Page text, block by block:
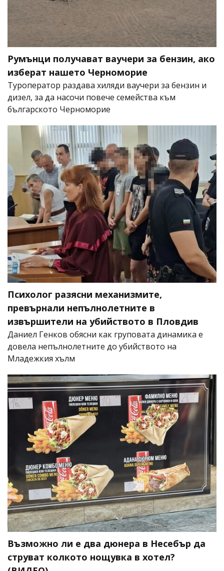
Румънци получават ваучери за бензин, ако
изберат нашето Черноморие
Туроператор раздава хиляди ваучери за бензин и
дизел, за да насочи повече семейства към
българското Черноморие
Психолог разясни механизмите,
превърнали непълнолетните в
извършители на убийството в Пловдив
Даниел Генков обясни как груповата динамика е
довела непълнолетните до убийството на
Младежкия хълм
Възможно ли е два дюнера в Несебър да
струват колкото нощувка в хотел?